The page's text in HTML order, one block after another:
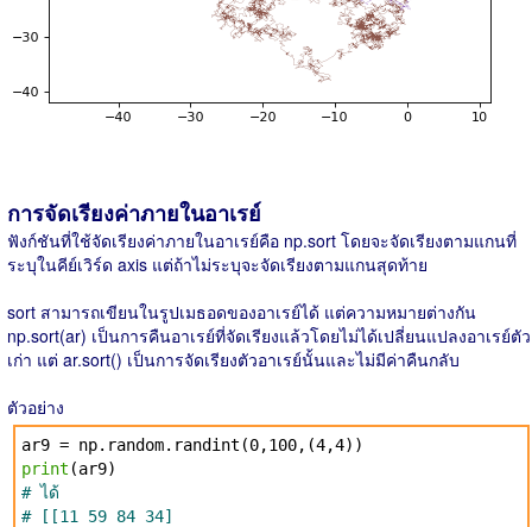
การจัดเรียงค่าภายในอาเรย์
ฟังก์ชันที่ใช้จัดเรียงค่าภายในอาเรย์คือ np.sort โดยจะจัดเรียงตามแกนที่
ระบุในคีย์เวิร์ด axis แต่ถ้าไม่ระบุจะจัดเรียงตามแกนสุดท้าย
sort สามารถเขียนในรูปเมธอดของอาเรย์ได้ แต่ความหมายต่างกัน
np.sort(ar) เป็นการคืนอาเรย์ที่จัดเรียงแล้วโดยไม่ได้เปลี่ยนแปลงอาเรย์ตัว
เก่า แต่ ar.sort() เป็นการจัดเรียงตัวอาเรย์นั้นและไม่มีค่าคืนกลับ
ตัวอย่าง
ar9 = np.random.randint(0,100,(4,4))
print (ar9)
# ได้
# [[11 59 84 34]